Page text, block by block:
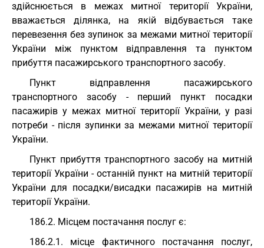
здійснюється в межах митної території України,
вважається ділянка, на якій відбувається таке
перевезення без зупинок за межами митної території
України між пунктом відправлення та пунктом
прибуття пасажирського транспортного засобу.
Пункт відправлення пасажирського
транспортного засобу - перший пункт посадки
пасажирів у межах митної території України, у разі
потреби - після зупинки за межами митної території
України.
Пункт прибуття транспортного засобу на митній
території України - останній пункт на митній території
України для посадки/висадки пасажирів на митній
території України.
186.2. Місцем постачання послуг є:
186.2.1. місце фактичного постачання послуг,